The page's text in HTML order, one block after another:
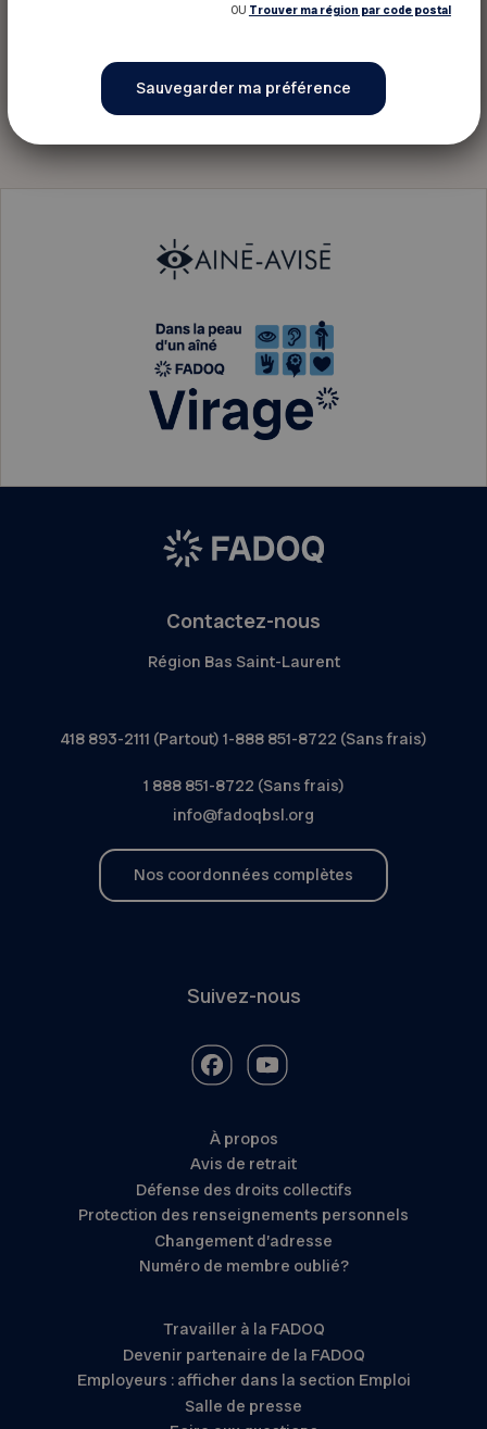
Contactez-nous
Région Bas Saint-Laurent
418 893-2111 (Partout) 1-888 851-8722 (Sans frais)
1 888 851-8722 (Sans frais)
info@fadoqbsl.org
Nos coordonnées complètes
Suivez-nous
À propos
Avis de retrait
Défense des droits collectifs
Protection des renseignements personnels
Changement d’adresse
Numéro de membre oublié?
Travailler à la FADOQ
Devenir partenaire de la FADOQ
Employeurs : afficher dans la section Emploi
Salle de presse
OU Trouver ma région par code postal